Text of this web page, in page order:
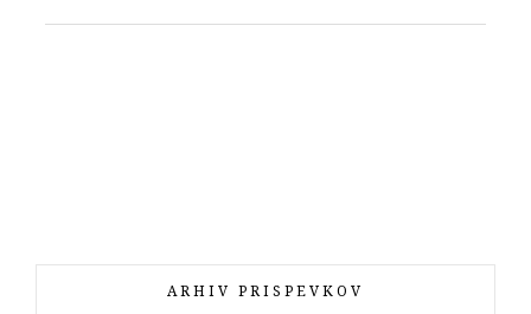
ARHIV PRISPEVKOV